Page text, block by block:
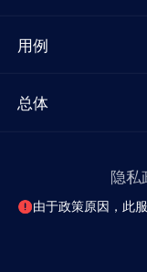
用例
总体
隐私
由于政策原因，此